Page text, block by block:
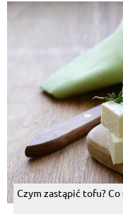
Czym zastąpić tofu?